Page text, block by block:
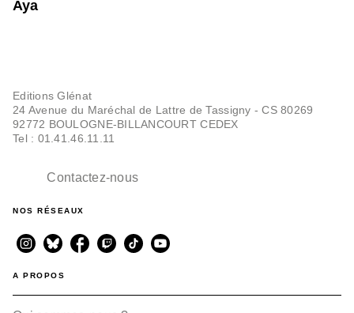
Aya
Editions Glénat
24 Avenue du Maréchal de Lattre de Tassigny - CS 80269
92772 BOULOGNE-BILLANCOURT CEDEX
Tel : 01.41.46.11.11
Contactez-nous
NOS RÉSEAUX
A PROPOS